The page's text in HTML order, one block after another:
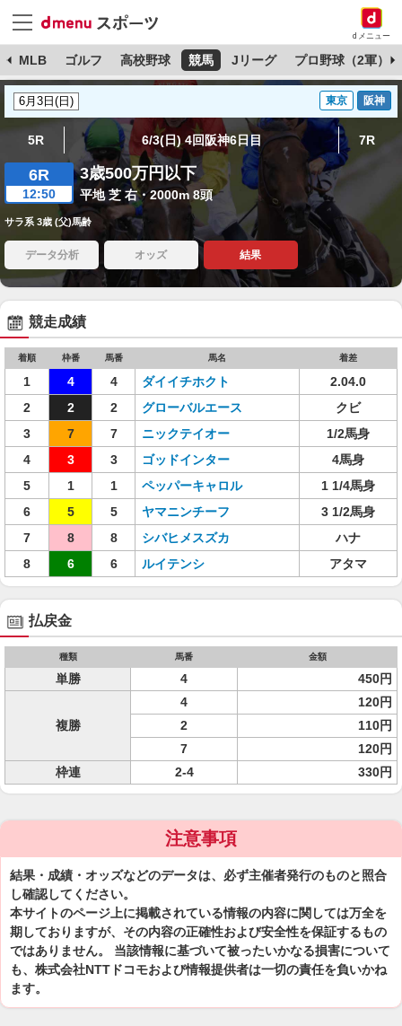
dメニュー
MLB ゴルフ 高校野球 競馬 Jリーグ プロ野球（2軍）
東京 阪神
5R 6/3(日) 4回阪神6日目 7R
6R
12:50
3歳500万円以下
平地 芝 右・2000m 8頭
サラ系 3歳 (父)馬齢
データ分析 オッズ 結果
競走成績
着順 枠番 馬番 馬名 着差
1 4 4 ダイイチホクト
2.04.0
2
2 2 グローバルエース
クビ
3
7 7 ニックテイオー
1/2馬身
4
3 3 ゴッドインター
4馬身
5
1 1 ペッパーキャロル
1 1/4馬身
6
5 5 ヤマニンチーフ
3 1/2馬身
7
8 8 シバヒメスズカ
ハナ
8
6 6 ルイテンシ アタマ
払戻金
種類 馬番 金額
単勝 4 450円
複勝
4
120円
2
110円
7
120円
枠連
2-4 330円
注意事項
結果・成績・オッズなどのデータは、必ず主催者発行のものと照合
し確認してください。
本サイトのページ上に掲載されている情報の内容に関しては万全を
期しておりますが、その内容の正確性および安全性を保証するもの
ではありません。 当該情報に基づいて被ったいかなる損害について
も、株式会社NTTドコモおよび情報提供者は一切の責任を負いかね
ます。